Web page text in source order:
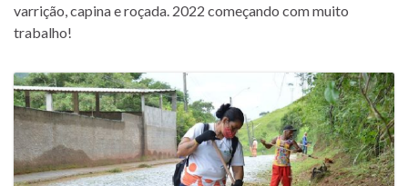
varrição, capina e roçada. 2022 começando com muito
trabalho!